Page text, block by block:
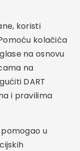
koristi
kolačića
na osnovu
na
DART
i pravilima
u